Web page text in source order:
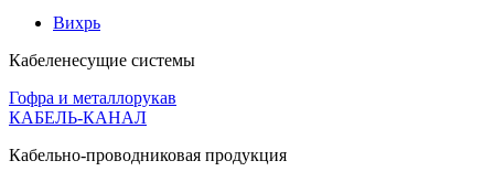
Вихрь
Кабеленесущие системы
Гофра и металлорукав
КАБЕЛЬ-КАНАЛ
Кабельно-проводниковая продукция